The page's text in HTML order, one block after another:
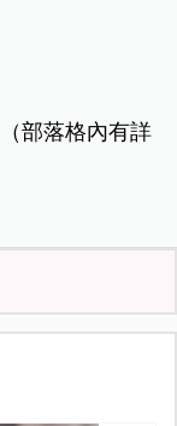
（部落格內有詳